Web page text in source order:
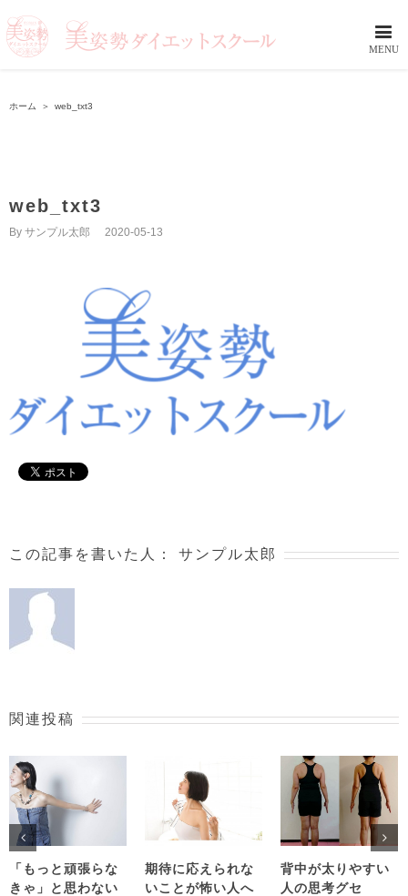
ホーム ＞ web_txt3
web_txt3
By サンプル太郎 2020-05-13
この記事を書いた人： サンプル太郎
関連投稿
「もっと頑張らな
きゃ」と思わない
期待に応えられな
いことが怖い人へ
背中が太りやすい
人の思考グセ